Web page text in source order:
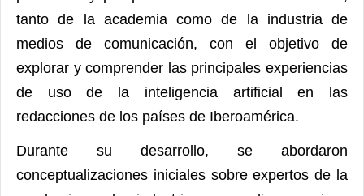
tanto de la academia como de la industria de
medios de comunicación, con el objetivo de
explorar y comprender las principales experiencias
de uso de la inteligencia artificial en las
redacciones de los países de Iberoamérica.
Durante su desarrollo, se abordaron
conceptualizaciones iniciales sobre expertos de la